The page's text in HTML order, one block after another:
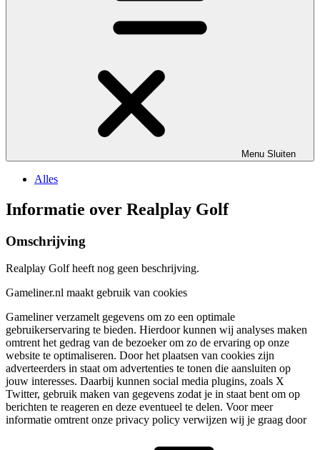
Menu Sluiten
Alles
Informatie over Realplay Golf
Omschrijving
Realplay Golf heeft nog geen beschrijving.
Gameliner.nl maakt gebruik van cookies
Gameliner verzamelt gegevens om zo een optimale
gebruikerservaring te bieden. Hierdoor kunnen wij analyses maken
omtrent het gedrag van de bezoeker om zo de ervaring op onze
website te optimaliseren. Door het plaatsen van cookies zijn
adverteerders in staat om advertenties te tonen die aansluiten op
jouw interesses. Daarbij kunnen social media plugins, zoals X
Twitter, gebruik maken van gegevens zodat je in staat bent om op
berichten te reageren en deze eventueel te delen. Voor meer
informatie omtrent onze privacy policy verwijzen wij je graag door